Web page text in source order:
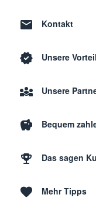
Kontakt
Unsere
Unsere
Bequem
Das sagen
Mehr Tipps